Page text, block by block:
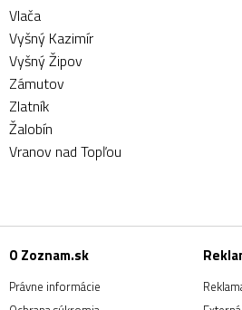
Vlača
Vyšný Kazimír
Vyšný Žipov
Zámutov
Zlatník
Žalobín
Vranov nad Topľou
O Zoznam.sk
Právne informácie